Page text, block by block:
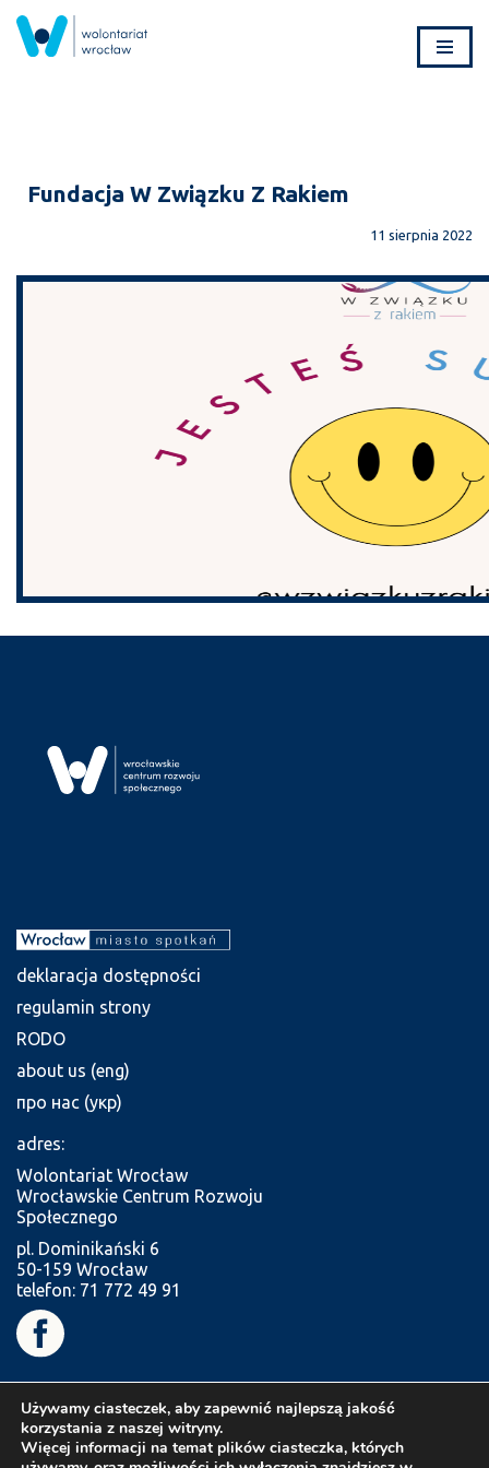
Przejdź
Fundacja W Związku Z Rakiem
11 sierpnia 2022
deklaracja dostępności
regulamin strony
RODO
about us (eng)
про нас (укр)
adres:
Wolontariat Wrocław
Wrocławskie Centrum Rozwoju
Społecznego
pl. Dominikański 6
50-159 Wrocław
telefon: 71 772 49 91
Używamy ciasteczek, aby zapewnić najlepszą jakość
korzystania z naszej witryny.
Więcej informacji na temat plików ciasteczka, których